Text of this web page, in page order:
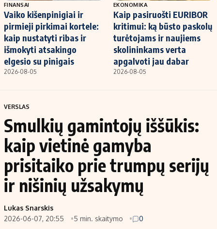
FINANSAI
Vaiko kišenpinigiai ir
pirmieji pirkimai kortele:
kaip nustatyti ribas ir
išmokyti atsakingo
elgesio su pinigais
2026-08-05
EKONOMIKA
Kaip pasiruošti EURIBOR
kritimui: ką būsto paskolų
turėtojams ir naujiems
skolininkams verta
apgalvoti jau dabar
2026-08-05
VERSLAS
Smulkių gamintojų iššūkis:
kaip vietinė gamyba
prisitaiko prie trumpų serijų
ir nišinių užsakymų
Lukas Snarskis
2026-06-07, 20:55
5 min. skaitymo 0